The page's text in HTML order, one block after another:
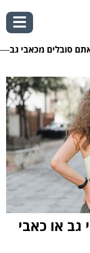
סובלים מכאבי גב
או כאבי